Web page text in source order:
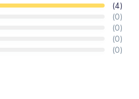
(4)
(0)
(0)
(0)
(0)